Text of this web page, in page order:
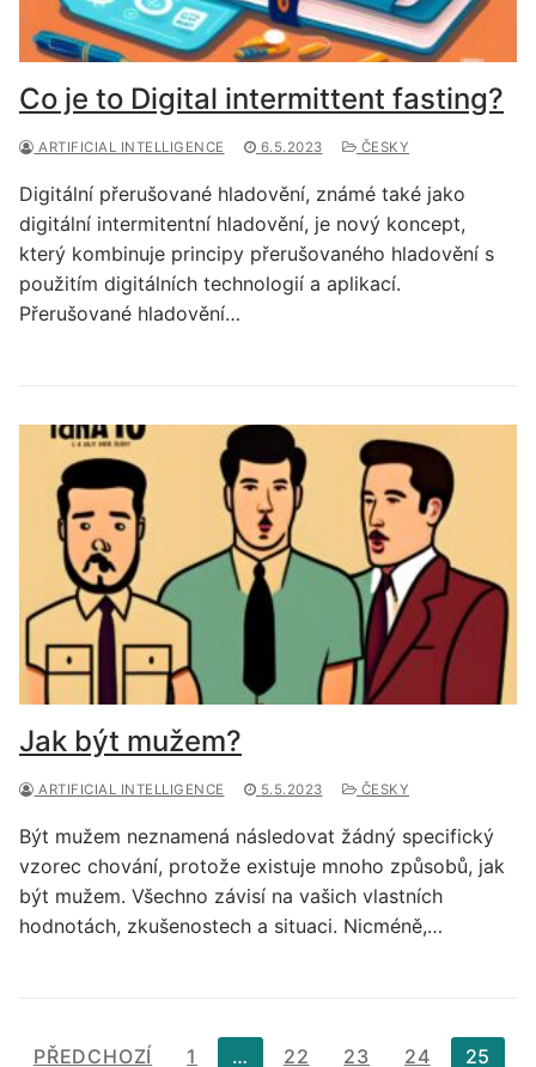
Co je to Digital intermittent fasting?
ARTIFICIAL INTELLIGENCE 6.5.2023 ČESKY
Digitální přerušované hladovění, známé také jako
digitální intermitentní hladovění, je nový koncept,
který kombinuje principy přerušovaného hladovění s
použitím digitálních technologií a aplikací.
Přerušované hladovění…
Jak být mužem?
ARTIFICIAL INTELLIGENCE 5.5.2023 ČESKY
Být mužem neznamená následovat žádný specifický
vzorec chování, protože existuje mnoho způsobů, jak
být mužem. Všechno závisí na vašich vlastních
hodnotách, zkušenostech a situaci. Nicméně,…
Stránkování
PŘEDCHOZÍ 1 … 22 23 24 25